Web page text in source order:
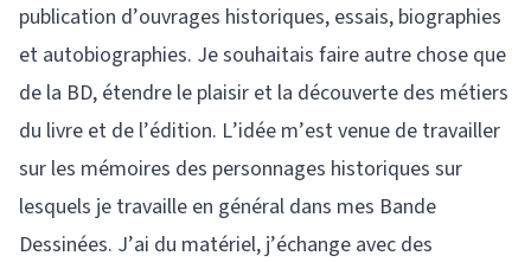
publication d’ouvrages historiques, essais, biographies
et autobiographies. Je souhaitais faire autre chose que
de la BD, étendre le plaisir et la découverte des métiers
du livre et de l’édition. L’idée m’est venue de travailler
sur les mémoires des personnages historiques sur
lesquels je travaille en général dans mes Bande
Dessinées. J’ai du matériel, j’échange avec des